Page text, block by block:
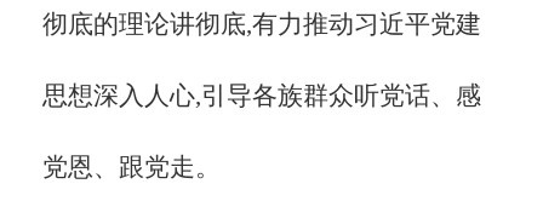
彻底的理论讲彻底,有力推动习近平党建
思想深入人心,引导各族群众听党话、感
党恩、跟党走。